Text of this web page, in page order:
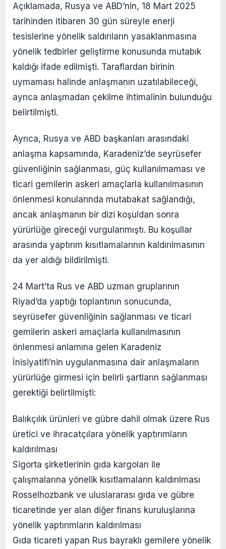
Açıklamada, Rusya ve ABD’nin, 18 Mart 2025
tarihinden itibaren 30 gün süreyle enerji
tesislerine yönelik saldırıların yasaklanmasına
yönelik tedbirler geliştirme konusunda mutabık
kaldığı ifade edilmişti. Taraflardan birinin
uymaması halinde anlaşmanın uzatılabileceği,
ayrıca anlaşmadan çekilme ihtimalinin bulunduğu
belirtilmişti.
Ayrıca, Rusya ve ABD başkanları arasındaki
anlaşma kapsamında, Karadeniz’de seyrüsefer
güvenliğinin sağlanması, güç kullanılmaması ve
ticari gemilerin askeri amaçlarla kullanılmasının
önlenmesi konularında mutabakat sağlandığı,
ancak anlaşmanın bir dizi koşuldan sonra
yürürlüğe gireceği vurgulanmıştı. Bu koşullar
arasında yaptırım kısıtlamalarının kaldırılmasının
da yer aldığı bildirilmişti.
24 Mart’ta Rus ve ABD uzman gruplarının
Riyad’da yaptığı toplantının sonucunda,
seyrüsefer güvenliğinin sağlanması ve ticari
gemilerin askeri amaçlarla kullanılmasının
önlenmesi anlamına gelen Karadeniz
İnisiyatifi’nin uygulanmasına dair anlaşmaların
yürürlüğe girmesi için belirli şartların sağlanması
gerektiği belirtilmişti:
Balıkçılık ürünleri ve gübre dahil olmak üzere Rus
üretici ve ihracatçılara yönelik yaptırımların
kaldırılması
Sigorta şirketlerinin gıda kargoları ile
çalışmalarına yönelik kısıtlamaların kaldırılması
Rosselhozbank ve uluslararası gıda ve gübre
ticaretinde yer alan diğer finans kuruluşlarına
yönelik yaptırımların kaldırılması
Gıda ticareti yapan Rus bayraklı gemilere yönelik